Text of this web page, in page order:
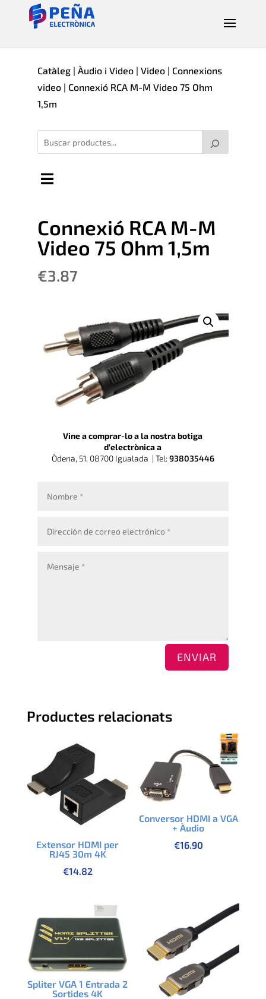
Catàleg| Àudio i Video| Video| Connexions
video| Connexió RCA M-M Video 75 Ohm
1,5m
Connexió RCA M-M
Video 75 Ohm 1,5m
€3.87
Vine a comprar-lo a la nostra botiga
d’electrònica a
Òdena, 51, 08700 Igualada | Tel: 938035446
ENVIAR
Productes relacionats
Extensor HDMI per
RJ45 30m 4K
€14.82
Conversor HDMI a VGA
+ Àudio
€16.90
Spliter VGA 1 Entrada 2
Sortides 4K